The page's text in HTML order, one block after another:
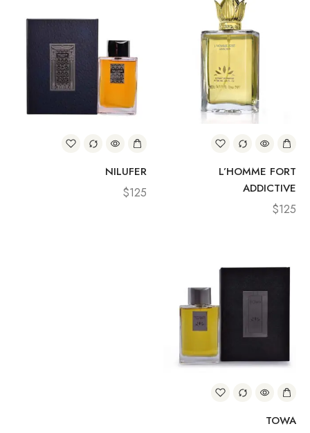
L’HOMME FORT
ADDICTIVE
$125
NILUFER
$125
TOWA